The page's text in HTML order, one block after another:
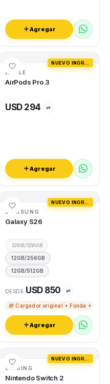
Agregar
APPLE
AirPods Pro 3
USD 294 ⇄
Agregar
templado
SAMSUNG
Galaxy S26
12GB/128GB
12GB/256GB
12GB/512GB
DESDE USD 850 ⇄
🎁 Cargador original + Funda +
Agregar
GAMING
Nintendo Switch 2